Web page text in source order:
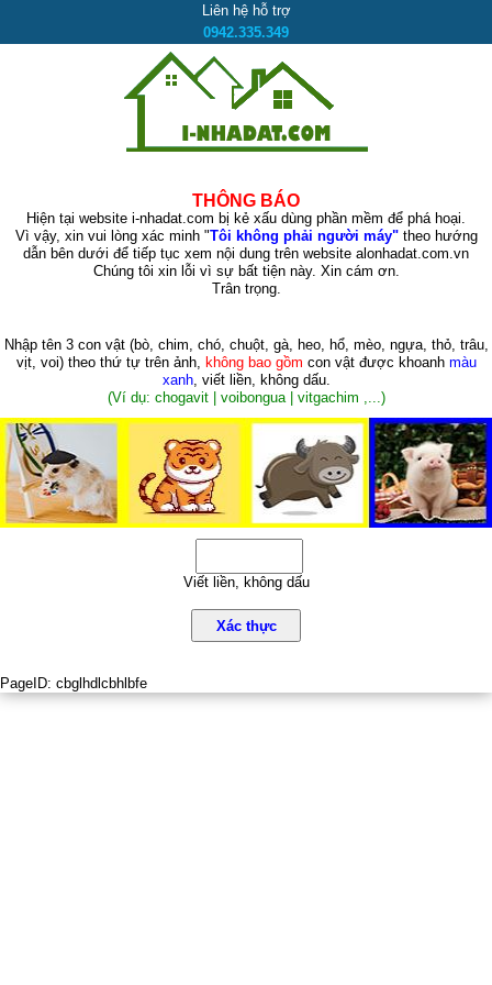
Liên hệ hỗ trợ
0942.335.349
THÔNG BÁO
Hiện tại website i-nhadat.com bị kẻ xấu dùng phần mềm để phá hoại.
Vì vậy, xin vui lòng xác minh "Tôi không phải người máy"theo hướng
dẫn bên dưới để tiếp tục xem nội dung trên website alonhadat.com.vn
Chúng tôi xin lỗi vì sự bất tiện này. Xin cám ơn.
Trân trọng.
Nhập tên 3 con vật (bò, chim, chó, chuột, gà, heo, hổ, mèo, ngựa, thỏ, trâu,
vịt, voi)theo thứ tự trên ảnh, không bao gồm con vật được khoanh màu
xanh, viết liền, không dấu.
(Ví dụ: chogavit | voibongua | vitgachim ,...)
Viết liền, không dấu
Xác thực
PageID: cbglhdlcbhlbfe